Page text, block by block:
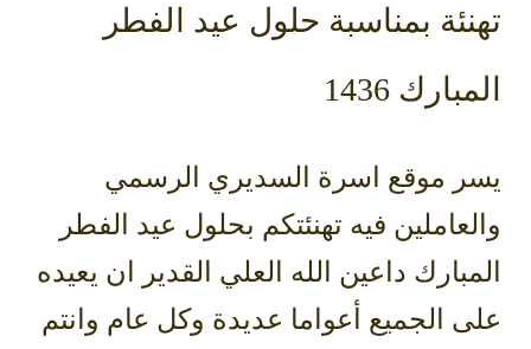
تهنئة بمناسبة حلول عيد الفطر
المبارك 1436
يسر موقع اسرة السديري الرسمي
والعاملين فيه تهنئتكم بحلول عيد الفطر
المبارك داعين الله العلي القدير ان يعيده
على الجميع أعواما عديدة وكل عام وانتم